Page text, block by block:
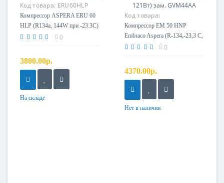
Код товара: ERU60HLP
Компрессор ASPERA ERU 60
HLP (R134a, 144W при -23.3С)
0
3800.00р.
На складе
Код товара:
51330203892SA
Компрессор EM 50 HNP
Embraco Aspera (R-134,-23,3 С,
121Вт) зам. GVM44AA
0
4370.00р.
Нет в наличии